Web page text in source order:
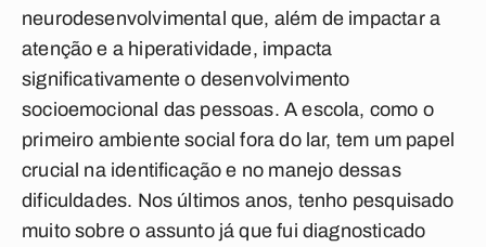
neurodesenvolvimental que, além de impactar a
atenção e a hiperatividade, impacta
significativamente o desenvolvimento
socioemocional das pessoas. A escola, como o
primeiro ambiente social fora do lar, tem um papel
crucial na identificação e no manejo dessas
dificuldades. Nos últimos anos, tenho pesquisado
muito sobre o assunto já que fui diagnosticado